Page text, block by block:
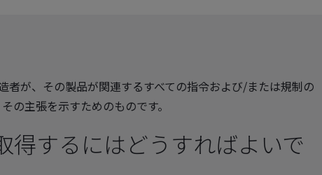
者が、その製品が関連するすべての指令および/または規制の
の主張を示すためのものです。
得するにはどうすればよいで